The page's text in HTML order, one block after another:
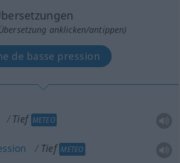
anklicken/antippen)
de basse pression
Tief METEO
Tief METEO